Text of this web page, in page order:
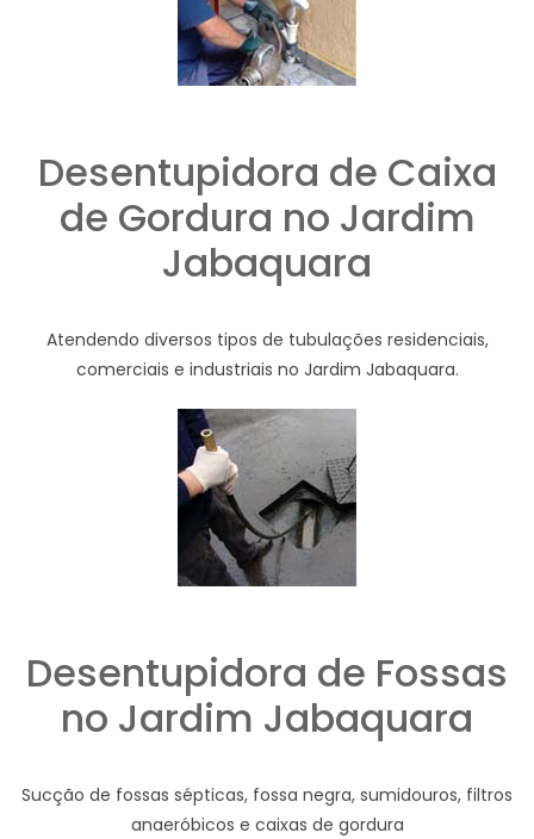
Desentupidora de Caixa
de Gordura no Jardim
Jabaquara
Atendendo diversos tipos de tubulações residenciais,
comerciais e industriais no Jardim Jabaquara.
Desentupidora de Fossas
no Jardim Jabaquara
Sucção de fossas sépticas, fossa negra, sumidouros, filtros
anaeróbicos e caixas de gordura